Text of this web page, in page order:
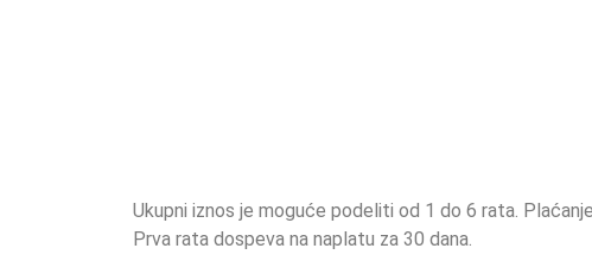
Ukupni iznos je moguće podeliti od 1 do 6 rata.
Prva rata dospeva na naplatu za 30 dana.